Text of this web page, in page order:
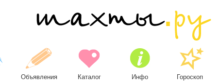
Объявления Каталог Инфо Гороскоп